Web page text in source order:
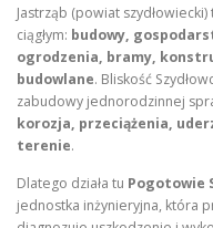
Jastrząb (powiat
ciągłym: budowy,
ogrodzenia, bramy,
budowlane. Bliskość
zabudowy jednorodzinnej
korozja, przeciążenia,
terenie.
Dlatego działa tu Pogotowie
jednostka inżynieryjna, która